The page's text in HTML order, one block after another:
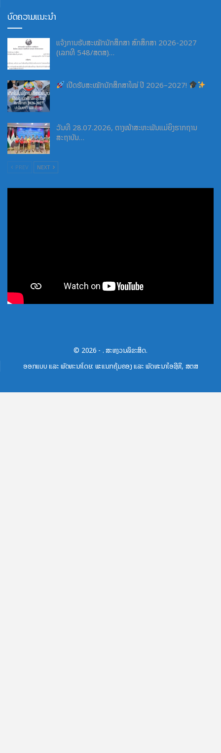
ບົດຄວາມແນະນຳ
ແຈ້ງການຮັບສະໝັກນັກສຶກສາ ສົກສຶກສາ 2026-2027
(ເລກທີ 548/ສຕສ)…
ເປີດຮັບສະໝັກນັກສຶກສາໃໝ່ ປີ 2026–2027!
ວັນທີ 28.07.2026, ຕາງໜ້າສະຫະພັນແມ່ຍິງຮາກຖານ
ສະຖາບັນ…
PREV NEXT
© 2026 - . ສະຫງວນລິຂະສິດ.
ອອກແບບ ແລະ ພັດທະນາໂດຍ: ພະແນກຄຸ້ມຄອງ ແລະ ພັດທະນາໄອຊີທີ, ສຕສ